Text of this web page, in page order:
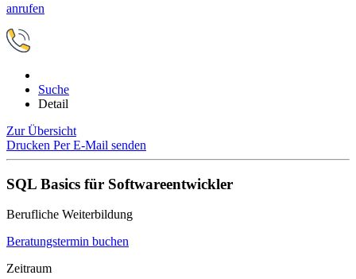
anrufen
Suche
Detail
Zur Übersicht
Drucken Per E-Mail senden
SQL Basics für Softwareentwickler
Berufliche Weiterbildung
Beratungstermin buchen
Zeitraum